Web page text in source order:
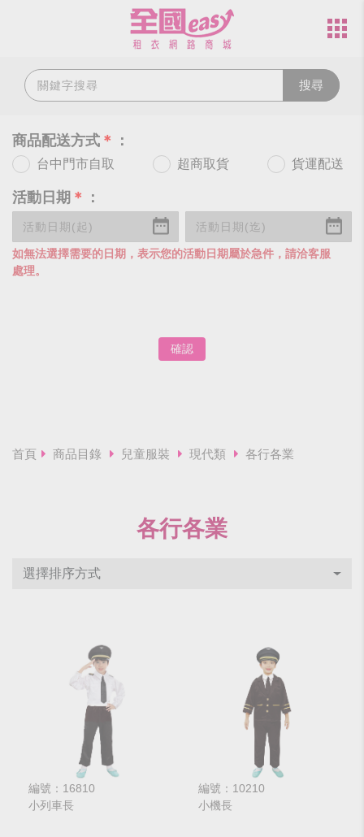
搜尋
商品配送方式 ＊ ：
台中門市自取 超商取貨 貨運配送
活動日期 ＊ ：
如無法選擇需要的日期，表示您的活動日期屬於急件，請洽客服
處理。
確認
首頁 商品目錄 兒童服裝 現代類 各行各業
各行各業
選擇排序方式
編號：16810
小列車長
編號：10210
小機長